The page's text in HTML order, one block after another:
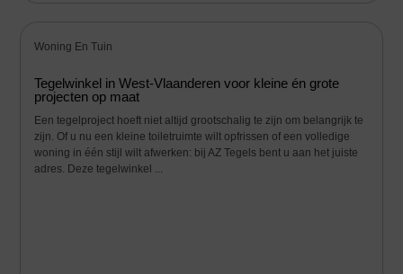
Woning En Tuin
Tegelwinkel in West-Vlaanderen voor kleine én grote
projecten op maat
Een tegelproject hoeft niet altijd grootschalig te zijn om belangrijk te
zijn. Of u nu een kleine toiletruimte wilt opfrissen of een volledige
woning in één stijl wilt afwerken: bij AZ Tegels bent u aan het juiste
adres. Deze tegelwinkel ...